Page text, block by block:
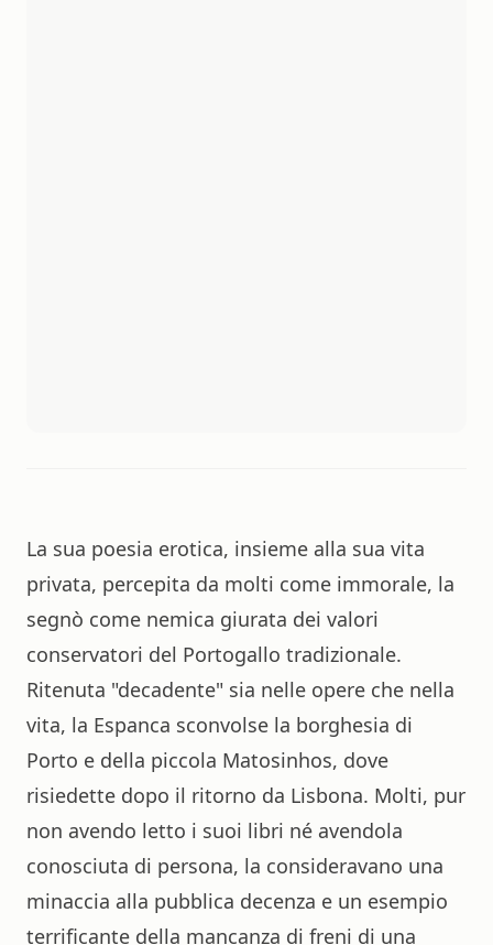
La sua poesia erotica, insieme alla sua vita
privata, percepita da molti come immorale, la
segnò come nemica giurata dei valori
conservatori del Portogallo tradizionale.
Ritenuta "decadente" sia nelle opere che nella
vita, la Espanca sconvolse la borghesia di
Porto e della piccola Matosinhos, dove
risiedette dopo il ritorno da Lisbona. Molti, pur
non avendo letto i suoi libri né avendola
conosciuta di persona, la consideravano una
minaccia alla pubblica decenza e un esempio
terrificante della mancanza di freni di una